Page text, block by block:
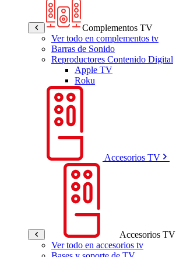
Complementos TV
Ver todo en complementos tv
Barras de Sonido
Reproductores Contenido Digital
Apple TV
Roku
Accesorios TV
Accesorios TV
Ver todo en accesorios tv